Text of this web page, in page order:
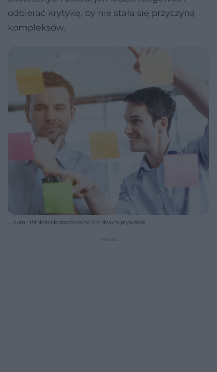
odbierać krytykę, by nie stała się przyczyną
kompleksów.
Autor: thinkstockphotos.com/ Archiwum prywatne